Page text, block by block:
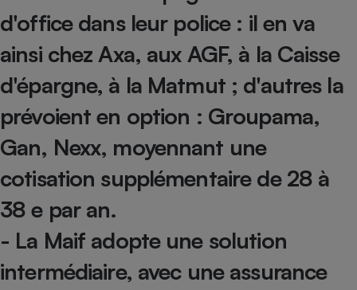
d'office dans leur police : il en va
ainsi chez Axa, aux AGF, à la Caisse
d'épargne, à la Matmut ; d'autres la
prévoient en option : Groupama,
Gan, Nexx, moyennant une
cotisation supplémentaire de 28 à
38 e par an.
- La Maif adopte une solution
intermédiaire, avec une assurance
Plaque de cuisson à
induction
Téléphone mobile -
Smartphone
Radiateur électrique
Climatiseur -
Ventilateur